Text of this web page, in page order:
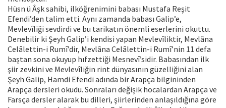
Hüsn ü Âşk sahibi, ilköğrenimini babası Mustafa Reşit
Efendi’den talim etti. Aynı zamanda babası Galip’e,
Mevlevîliği sevdirdi ve bu tarikatın önemli eserlerini okuttu.
Denebilir ki Şeyh Galip’i kendisi yapan Mevlevîliktir, Mevlâna
Celâlettin-i Rumî’dir, Mevlâna Celâlettin-i Rumî’nin 11 defa
baştan sona okuyup hıfzettiği Mesnevî’sidir. Babasından ilk
şiir zevkini ve Mevlevîliğin rint dünyasının güzelliğini alan
Şeyh Galip, Hamdi Efendi adında bir Arapça bilgininden
Arapça dersleri okudu. Sonraları değişik hocalardan Arapça ve
Farsça dersler alarak bu dilleri, şiirlerinden anlaşıldığına göre